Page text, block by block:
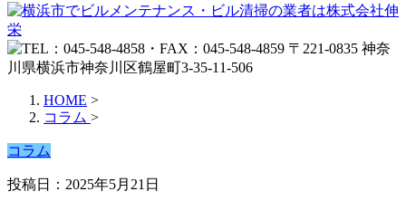
HOME >
コラム >
コラム
投稿日：2025年5月21日